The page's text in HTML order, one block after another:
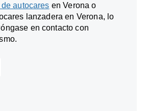
autocares en Verona o
lanzadera en Verona, lo
en contacto con